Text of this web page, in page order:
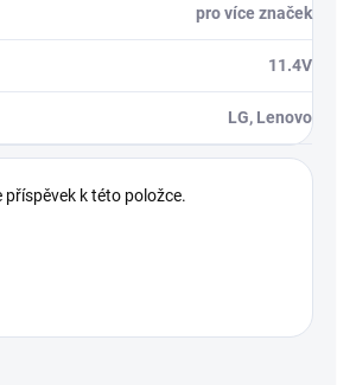
pro více značek
11.4V
LG, Lenovo
k této položce.